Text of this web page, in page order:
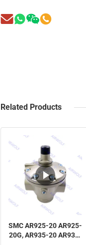
Related Products
SMC AR925-20 AR925-
20G, AR935-20 AR935-